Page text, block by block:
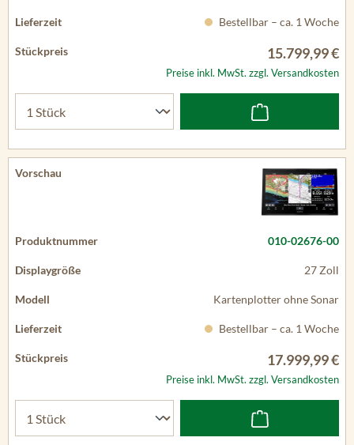
Bestellbar – ca. 1 Woche
15.799,99 €
Preise inkl. MwSt. zzgl. Versandkosten
010-02676-00
27 Zoll
Kartenplotter ohne Sonar
Bestellbar – ca. 1 Woche
17.999,99 €
Preise inkl. MwSt. zzgl. Versandkosten